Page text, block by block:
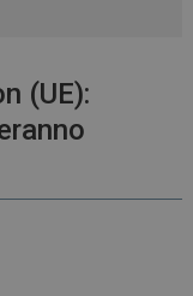
(UE):